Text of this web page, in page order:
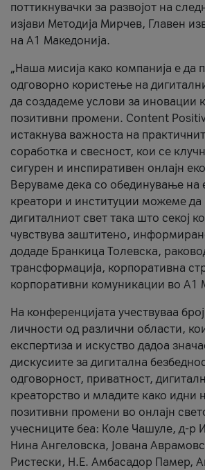
поттикнувачки за развојот на
изјави Методија Мирчев, Главен
на А1 Македонија.
„Наша мисија како компанија е да
одговорно користење на
да создадеме услови за иновации
позитивни промени. Content
истакнува важноста на
соработка и свесност, кои се
сигурен и инспиративен онлајн
Веруваме дека со обединување на
креатори и институции можеме да
дигиталниот свет така што секој
чувствува заштитено,
додаде Бранкица Толевска,
трансформација, корпоративна
корпоративни комуникации во А1
На конференцијата учествуваа
личности од различни области,
експертиза и искуство дадоа
дискусиите за дигитална
одговорност, приватност,
креаторство и младите како идни
позитивни промени во онлајн
учесниците беа: Коле Чашуле, д-р
Нина Ангеловска, Јована
Ристески, Н.Е. Амбасадор Памер,